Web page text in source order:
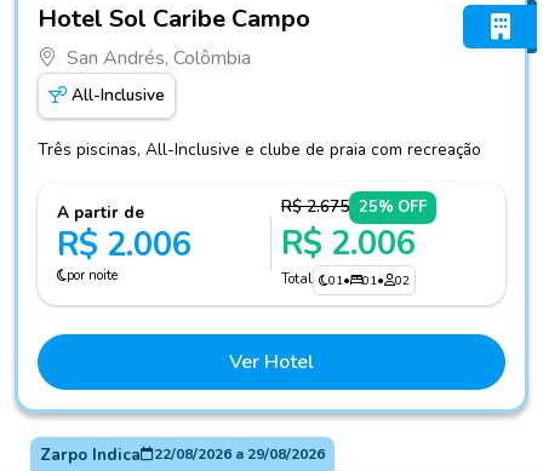
Hotel Sol Caribe Campo
San Andrés, Colômbia
All-Inclusive
Três piscinas, All-Inclusive e clube de praia com recreação
A partir de
R$ 2.006
por noite
R$ 2.675 25% OFF
R$ 2.006
Total 01• 01• 02
Ver Hotel
Zarpo Indica 22/08/2026a 29/08/2026